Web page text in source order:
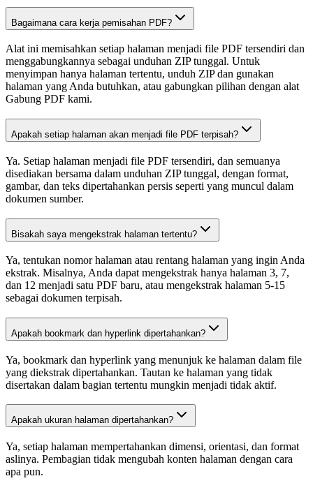
Bagaimana cara kerja pemisahan PDF?
Alat ini memisahkan setiap halaman menjadi file PDF tersendiri dan
menggabungkannya sebagai unduhan ZIP tunggal. Untuk
menyimpan hanya halaman tertentu, unduh ZIP dan gunakan
halaman yang Anda butuhkan, atau gabungkan pilihan dengan alat
Gabung PDF kami.
Apakah setiap halaman akan menjadi file PDF terpisah?
Ya. Setiap halaman menjadi file PDF tersendiri, dan semuanya
disediakan bersama dalam unduhan ZIP tunggal, dengan format,
gambar, dan teks dipertahankan persis seperti yang muncul dalam
dokumen sumber.
Bisakah saya mengekstrak halaman tertentu?
Ya, tentukan nomor halaman atau rentang halaman yang ingin Anda
ekstrak. Misalnya, Anda dapat mengekstrak hanya halaman 3, 7,
dan 12 menjadi satu PDF baru, atau mengekstrak halaman 5-15
sebagai dokumen terpisah.
Apakah bookmark dan hyperlink dipertahankan?
Ya, bookmark dan hyperlink yang menunjuk ke halaman dalam file
yang diekstrak dipertahankan. Tautan ke halaman yang tidak
disertakan dalam bagian tertentu mungkin menjadi tidak aktif.
Apakah ukuran halaman dipertahankan?
Ya, setiap halaman mempertahankan dimensi, orientasi, dan format
aslinya. Pembagian tidak mengubah konten halaman dengan cara
apa pun.